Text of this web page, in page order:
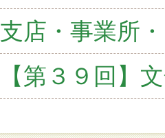
支店・事業所
【第３９回】